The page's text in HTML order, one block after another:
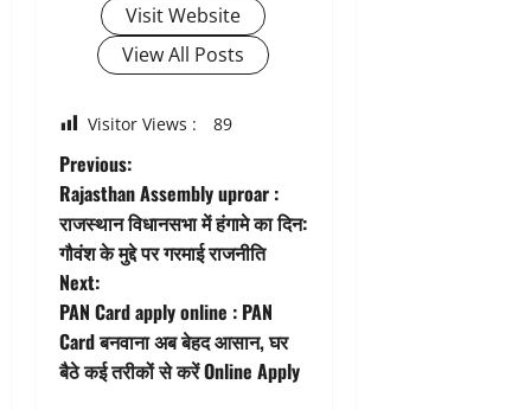
Visit Website
View All Posts
Visitor Views : 89
P
o
s
t
n
Previous:
Rajasthan Assembly uproar :
राजस्थान विधानसभा में हंगामे का दिन:
गौवंश के मुद्दे पर गरमाई राजनीति
Next:
PAN Card apply online : PAN
Card बनवाना अब बेहद आसान, घर
बैठे कई तरीकों से करें Online Apply